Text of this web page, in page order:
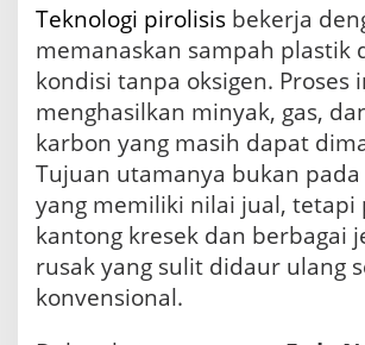
a
n
g
r
v
e
M
n
j
a
Teknologi pirolisis bekerja
memanaskan sampah plastik
kondisi tanpa oksigen. Proses
menghasilkan minyak, gas,
karbon yang masih dapat
Tujuan utamanya bukan
yang memiliki nilai jual, tetapi
kantong kresek dan berbagai
rusak yang sulit didaur ulang
konvensional.